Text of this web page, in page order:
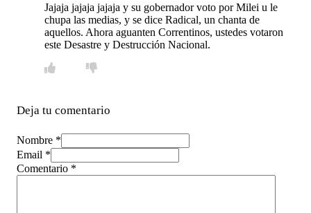
Jajaja jajaja jajaja y su gobernador voto por Milei u le
chupa las medias, y se dice Radical, un chanta de
aquellos. Ahora aguanten Correntinos, ustedes votaron
este Desastre y Destrucción Nacional.
Deja tu comentario
Nombre *
Email *
Comentario *